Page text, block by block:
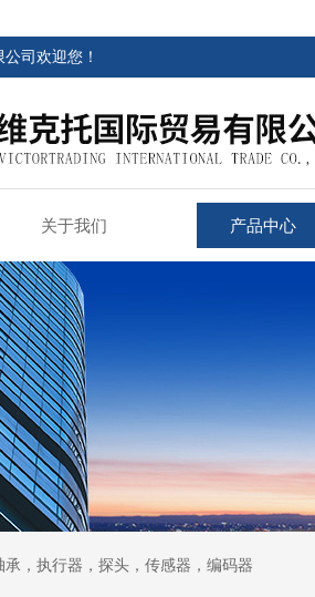
司欢迎您！
关于我们 产品中心
，执行器，探头，传感器，编码器